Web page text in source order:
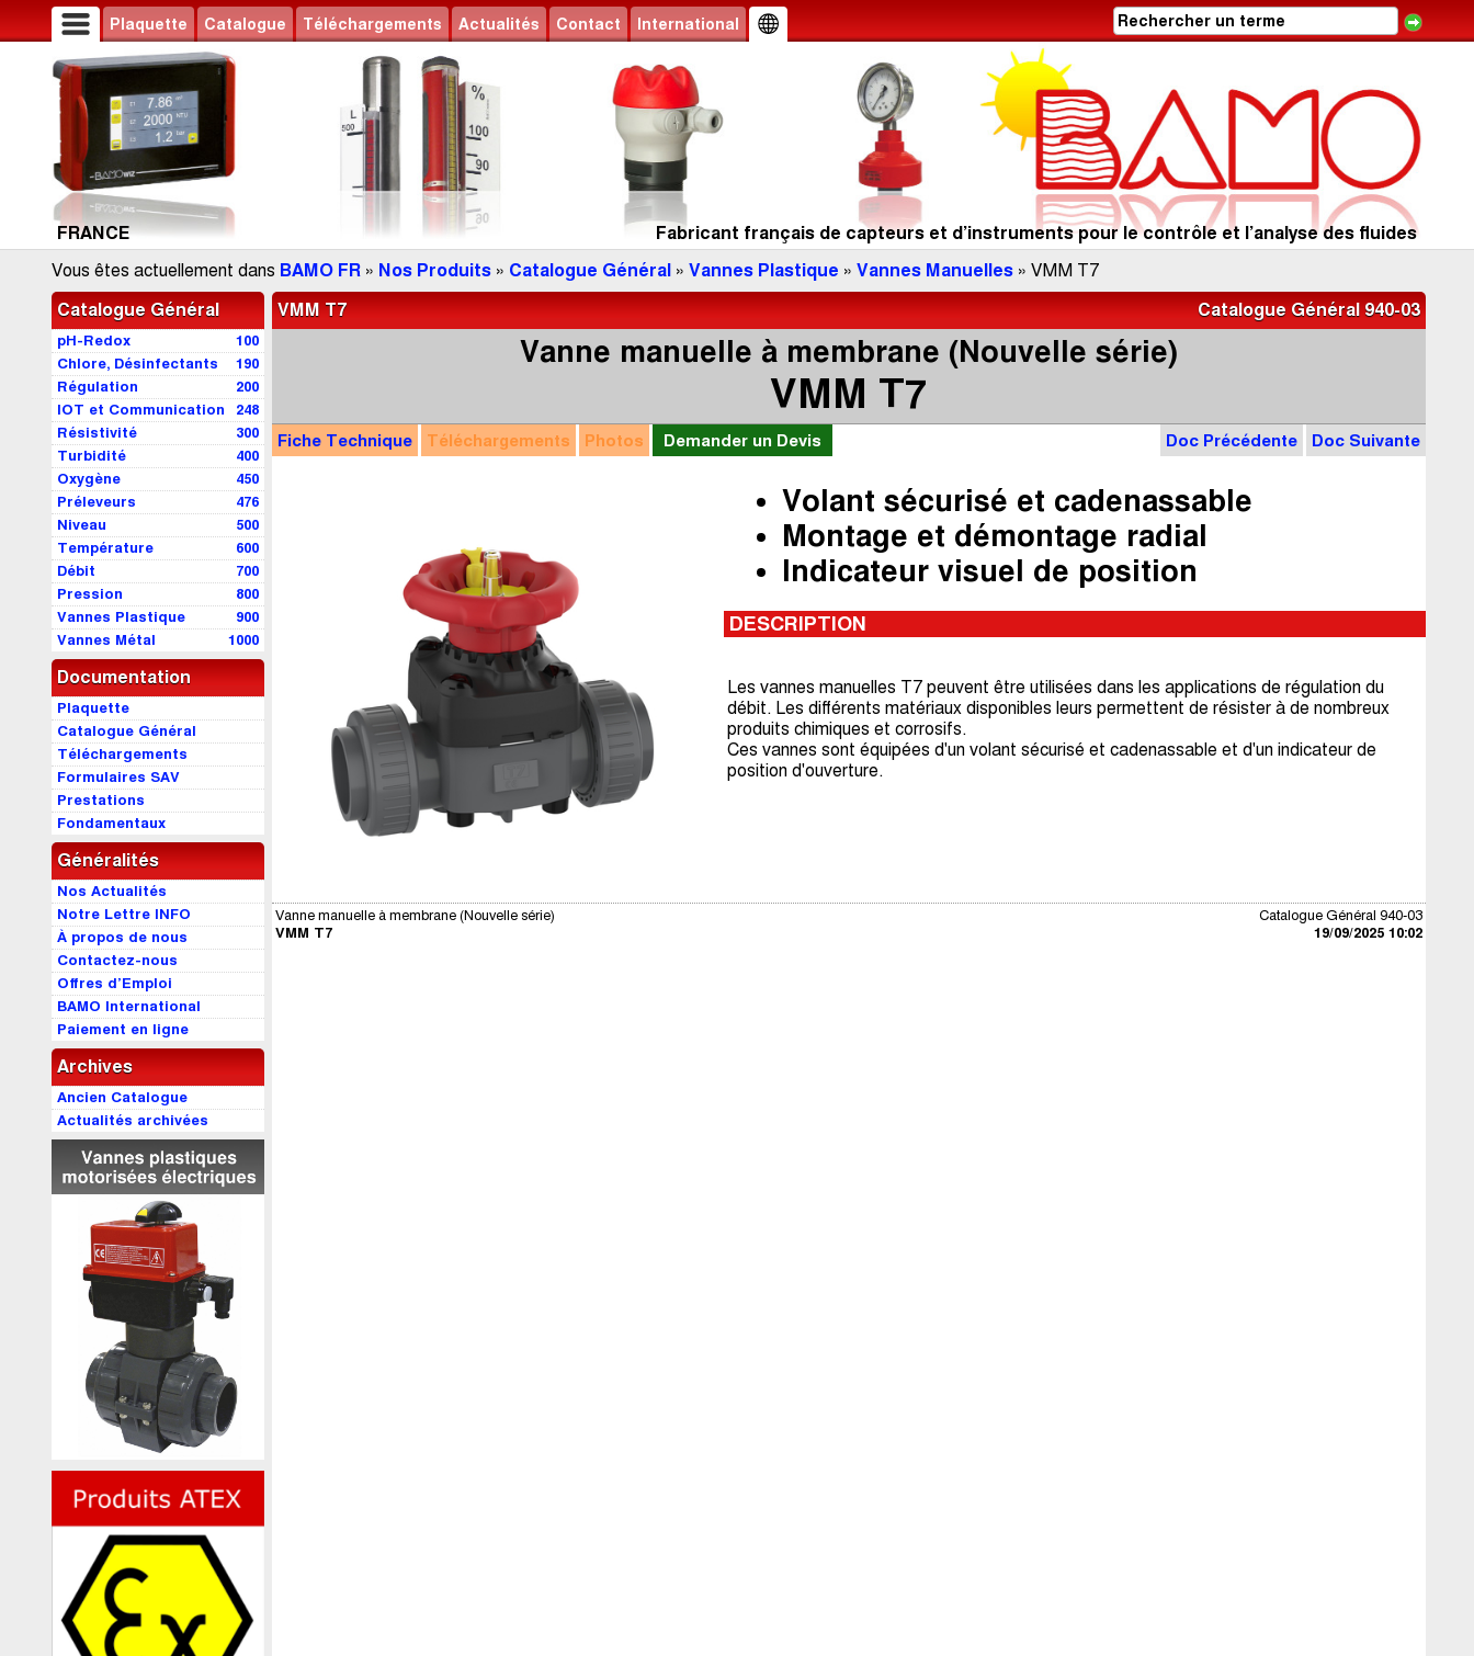
Plaquette Catalogue Téléchargements Actualités Contact International
FRANCE
Fabricant français de capteurs et d’instruments pour le contrôle et l’analyse des fluides
Vous êtes actuellement dans BAMO FR » Nos Produits » Catalogue Général » Vannes Plastique » Vannes Manuelles » VMM T7
Catalogue Général
100
pH-Redox
190
Chlore, Désinfectants
200
Régulation
248
IOT et Communication
300
Résistivité
400
Turbidité
450
Oxygène
476
Préleveurs
500
Niveau
600
Température
700
Débit
800
Pression
900
Vannes Plastique
1000
Vannes Métal
Documentation
Plaquette
Catalogue Général
Téléchargements
Formulaires SAV
Prestations
Fondamentaux
Généralités
Nos Actualités
Notre Lettre INFO
À propos de nous
Contactez-nous
Offres d’Emploi
BAMO International
Paiement en ligne
Archives
Ancien Catalogue
Actualités archivées
Catalogue Général 940-03
VMM T7
Vanne manuelle à membrane (Nouvelle série)
VMM T7
Doc Précédente Doc Suivante
Fiche Technique Téléchargements Photos Demander un Devis
Volant sécurisé et cadenassable
Montage et démontage radial
Indicateur visuel de position
DESCRIPTION
Les vannes manuelles T7 peuvent être utilisées dans les applications de régulation du
débit. Les différents matériaux disponibles leurs permettent de résister à de nombreux
produits chimiques et corrosifs.
Ces vannes sont équipées d'un volant sécurisé et cadenassable et d'un indicateur de
position d'ouverture.
Catalogue Général 940-03
19/09/2025 10:02
Vanne manuelle à membrane (Nouvelle série)
VMM T7